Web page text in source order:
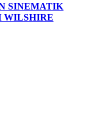
SINEMATIK
WILSHIRE